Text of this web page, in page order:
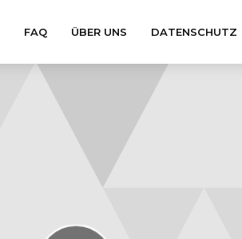
FAQ ÜBER UNS DATENSCHUTZ